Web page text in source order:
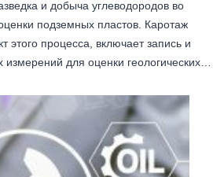
и добыча углеводородов во
подземных пластов. Каротаж
этого процесса, включает запись и
для оценки геологических…